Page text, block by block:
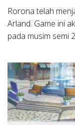
Rorona telah
Arland. Game ini
pada musim semi